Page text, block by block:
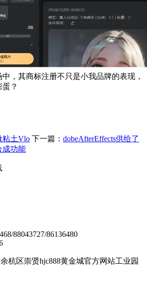
，其商标注册不只是小我品牌的表现，
？
粘土Vlo 下一篇： dobeAfterEffects供给了
成功能
88043727/86136480
杭区崇贤hjc888黄金城官方网站工业园